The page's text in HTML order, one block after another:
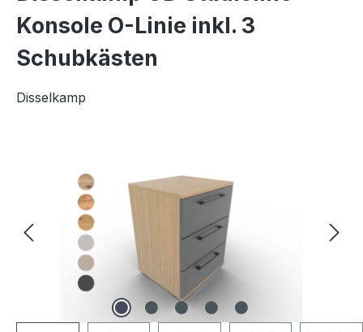
Konsole O-Linie inkl. 3
Schubkästen
Disselkamp